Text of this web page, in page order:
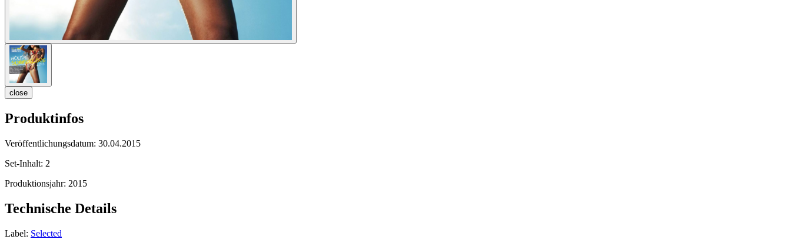
close
Produktinfos
Veröffentlichungsdatum: 30.04.2015
Set-Inhalt: 2
Produktionsjahr: 2015
Technische Details
Label: Selected